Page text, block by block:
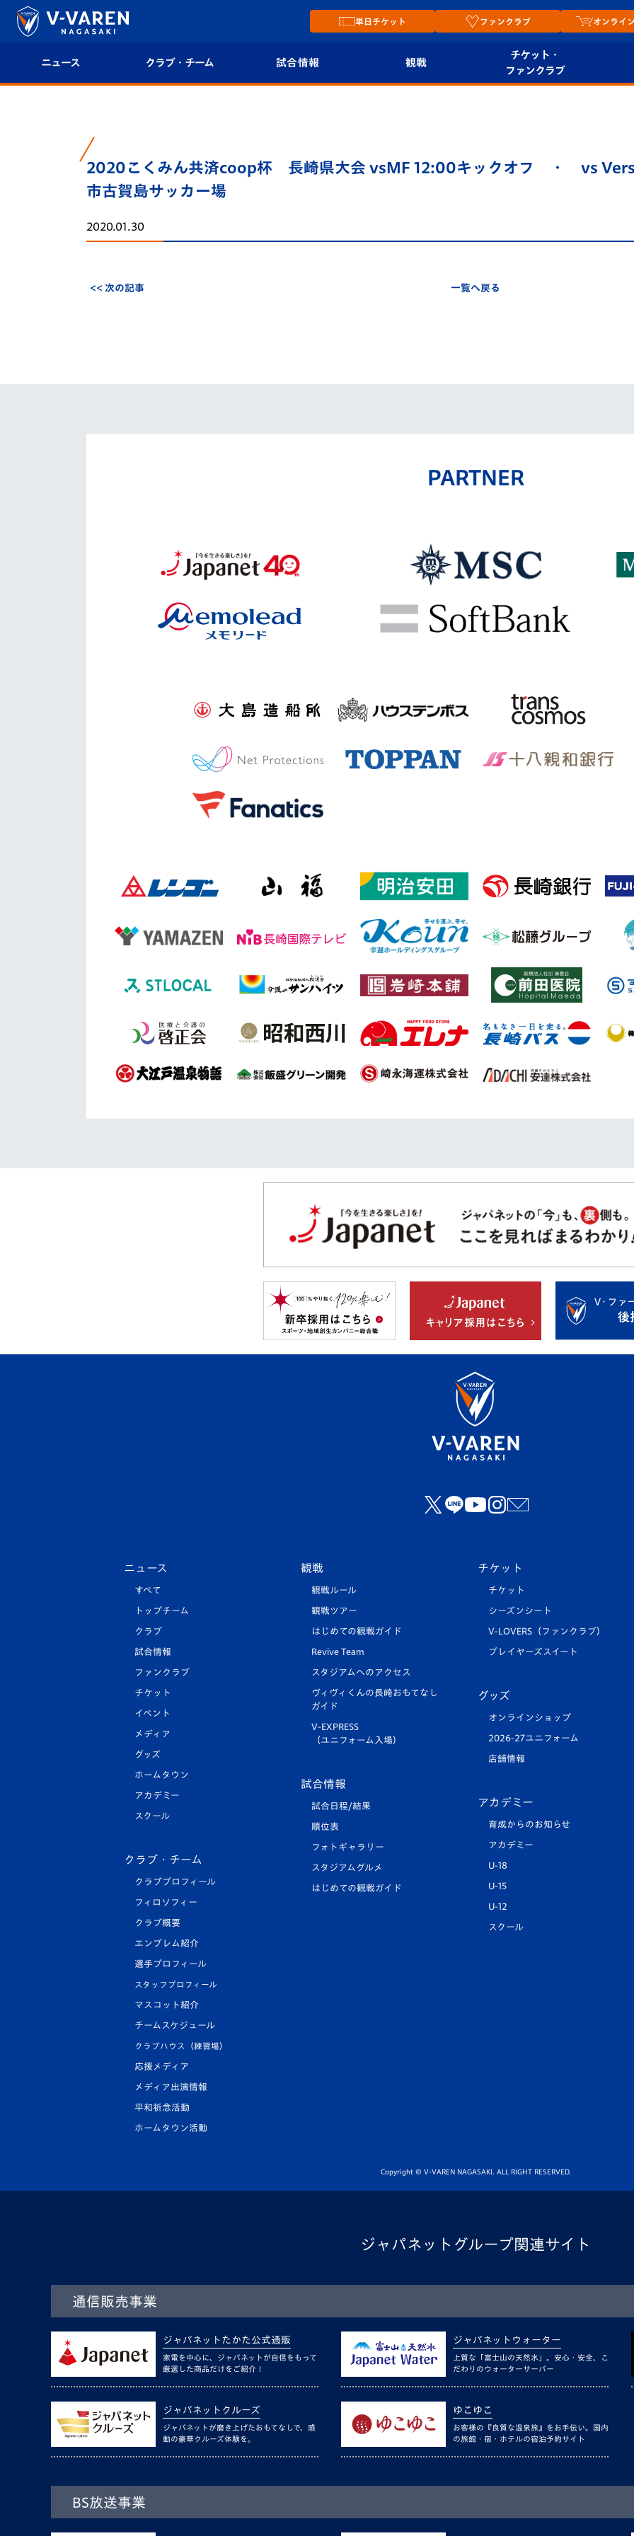
単日チケット ファンクラブ オンライン
ニュース クラブ・チーム
クラブ概要
選手プロフィール
スタッフプロフィール
試合情報
順位表
フォトギャラリー
観戦
セス
チケット・
ファンクラブ
プレイヤーズスイート
2020こくみん共済coop杯 長崎県大会 vsMF 12:00キックオフ ・ vs
市古賀島サッカー場
2020.01.30
<< 次の記事 一覧へ戻る
PARTNER
ニュース
すべて
トップチーム
クラブ
試合情報
ファンクラブ
チケット
イベント
メディア
グッズ
ホームタウン
アカデミー
スクール
クラブ・チーム
クラブプロフィール
フィロソフィー
クラブ概要
エンブレム紹介
選手プロフィール
スタッフプロフィール
マスコット紹介
チームスケジュール
クラブハウス（練習場）
応援メディア
メディア出演情報
平和祈念活動
ホームタウン活動
観戦
観戦ルール
観戦ツアー
はじめての観戦ガイド
Revive Team
スタジアムへのアクセス
ヴィヴィくんの長崎おもてなし
ガイド
V-EXPRESS
（ユニフォーム入場）
試合情報
試合日程/結果
順位表
フォトギャラリー
スタジアムグルメ
はじめての観戦ガイド
チケット
チケット
シーズンシート
V-LOVERS（ファンクラブ）
プレイヤーズスイート
グッズ
オンラインショップ
2026-27ユニフォーム
店舗情報
アカデミー
育成からのお知らせ
アカデミー
U-18
U-15
U-12
スクール
Copyright © V-VAREN NAGASAKI. ALL RIGHT RESERVED.
ジャパネットグループ関連サイト
通信販売事業
ジャパネットたかた公式通販
家電を中心に、ジャパネットが自信をもって
厳選した商品だけをご紹介！
ジャパネットウォーター
上質な「富士山の天然水」。安心・安全、こ
だわりのウォーターサーバー
ジャパネットクルーズ
ジャパネットが磨き上げたおもてなしで、感
動の豪華クルーズ体験を。
ゆこゆこ
お客様の『良質な温泉旅』をお手伝い。国内
の旅館・宿・ホテルの宿泊予約サイト
BS放送事業